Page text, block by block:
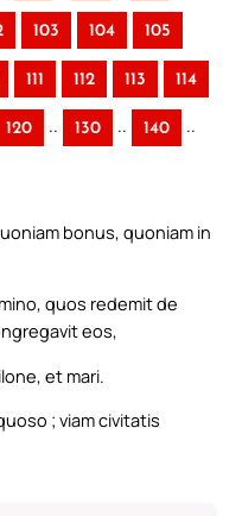
103 104 105
111 112 113 114
120 .. 130 .. 140 ..
bonus, quoniam in
quos redemit de
eos,
et mari.
; viam civitatis